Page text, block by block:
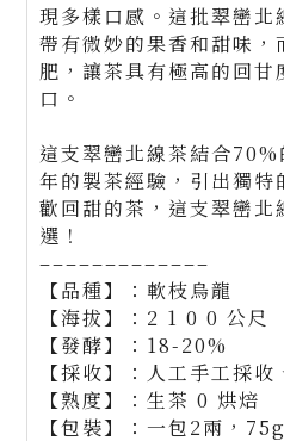
現多樣口感。這批翠巒北
帶有微妙的果香和甜味，
肥，讓茶具有極高的回
口。
這支翠巒北線茶結合
年的製茶經驗，引出獨特
歡回甜的茶，這支翠巒北
選！
–––––––––––––
【品種】：軟枝烏龍
【海拔】：2 1 0 0 公尺
【發酵】：18-20%
【採收】：人工手工採
【熟度】：生茶 0 烘焙
【包裝】：一包2兩，75g